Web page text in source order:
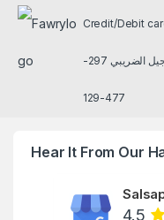
Credit/Debit
رقم التسجيل الضريبي 297-
477-129
Hear It From Our
4.5